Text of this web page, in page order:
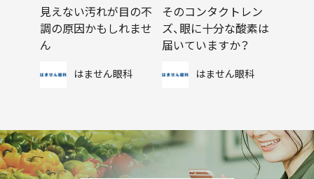
見えない汚れが目の不
調の原因かもしれませ
ん
はません眼科
そのコンタクトレン
ズ、眼に十分な酸素は
届いていますか？
はません眼科